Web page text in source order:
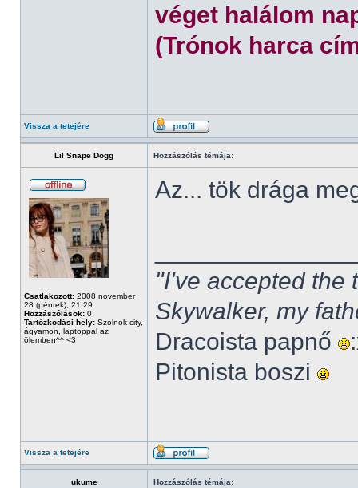
véget halálom
(Trónok harca
Vissza a tetejére
Lil Snape Dogg Hozzászólás témája:
Csatlakozott: 2008 november
28 (péntek), 21:29
Hozzászólások: 0
Tartózkodási hely: Szolnok city,
ágyamon, laptoppal az
ölemben^^ <3
Az... tök drága
"I've accepted the
Skywalker, my
Dracoista papnő
Pitonista boszi
Vissza a tetejére
ukume Hozzászólás témája: